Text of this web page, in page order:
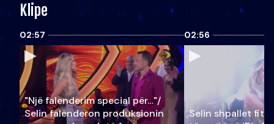
Klipe
02:57
"Një falenderim special për…"/
Selin falënderon produksionin
02:56
Selin shpallet